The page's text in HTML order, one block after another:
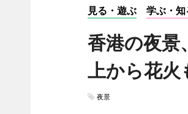
見る・遊ぶ 学ぶ・知
香港の夜
上から花火
夜景